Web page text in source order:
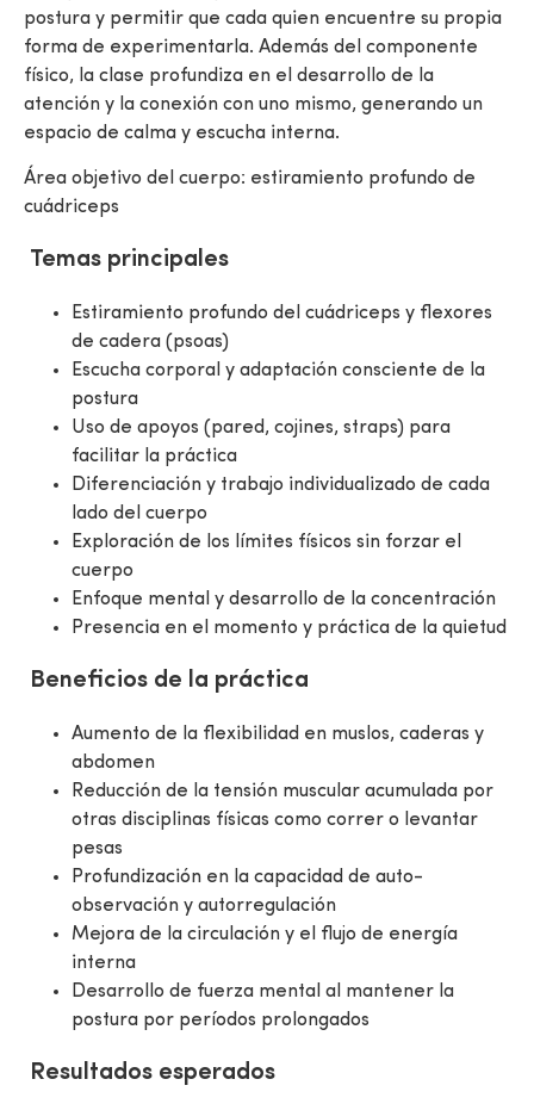
postura y permitir que cada quien encuentre su propia
forma de experimentarla. Además del componente
físico, la clase profundiza en el desarrollo de la
atención y la conexión con uno mismo, generando un
espacio de calma y escucha interna.
Área objetivo del cuerpo: estiramiento profundo de
cuádriceps
Temas principales
Estiramiento profundo del cuádriceps y flexores
de cadera (psoas)
Escucha corporal y adaptación consciente de la
postura
Uso de apoyos (pared, cojines, straps) para
facilitar la práctica
Diferenciación y trabajo individualizado de cada
lado del cuerpo
Exploración de los límites físicos sin forzar el
cuerpo
Enfoque mental y desarrollo de la concentración
Presencia en el momento y práctica de la quietud
Beneficios de la práctica
Aumento de la flexibilidad en muslos, caderas y
abdomen
Reducción de la tensión muscular acumulada por
otras disciplinas físicas como correr o levantar
pesas
Profundización en la capacidad de auto-
observación y autorregulación
Mejora de la circulación y el flujo de energía
interna
Desarrollo de fuerza mental al mantener la
postura por períodos prolongados
Resultados esperados